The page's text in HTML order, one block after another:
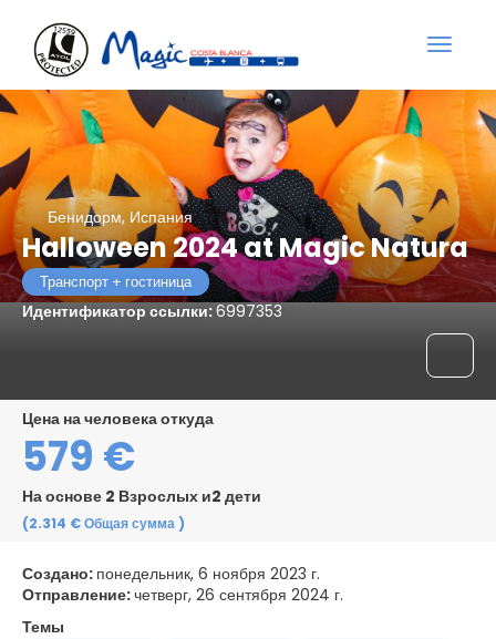
Бенидорм, Испания
Halloween 2024 at Magic Natura
Транспорт + гостиница
Идентификатор ссылки:6997353
цена на человека откуда
579 €
На основе 2 Взрослых и2 дети
(2.314 €Общая сумма)
Создано: понедельник, 6 ноября 2023 г.
Отправление:четверг, 26 сентября 2024 г.
Темы